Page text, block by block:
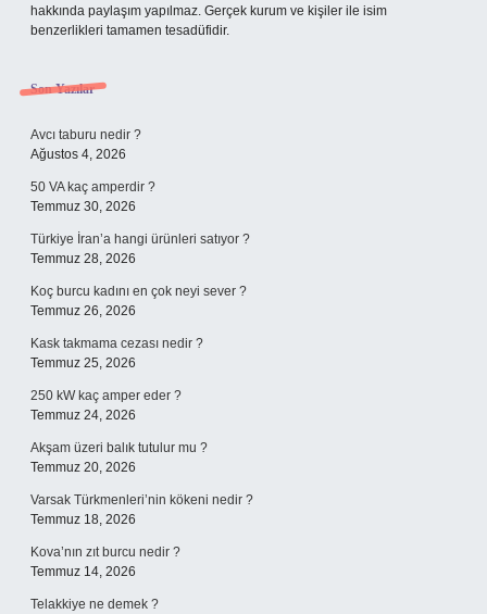
hakkında paylaşım yapılmaz. Gerçek kurum ve kişiler ile isim
benzerlikleri tamamen tesadüfidir.
Son Yazılar
Avcı taburu nedir ?
Ağustos 4, 2026
50 VA kaç amperdir ?
Temmuz 30, 2026
Türkiye İran’a hangi ürünleri satıyor ?
Temmuz 28, 2026
Koç burcu kadını en çok neyi sever ?
Temmuz 26, 2026
Kask takmama cezası nedir ?
Temmuz 25, 2026
250 kW kaç amper eder ?
Temmuz 24, 2026
Akşam üzeri balık tutulur mu ?
Temmuz 20, 2026
Varsak Türkmenleri’nin kökeni nedir ?
Temmuz 18, 2026
Kova’nın zıt burcu nedir ?
Temmuz 14, 2026
Telakkiye ne demek ?